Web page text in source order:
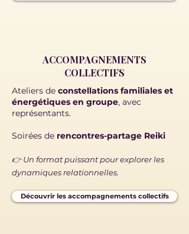
ACCOMPAGNEMENTS
COLLECTIFS
Ateliers de constellations familiales et
énergétiques en groupe, avec
représentants.
Soirées de rencontres-partage Reiki
👉 Un format puissant pour explorer les
dynamiques relationnelles.
Découvrir les accompagnements collectifs